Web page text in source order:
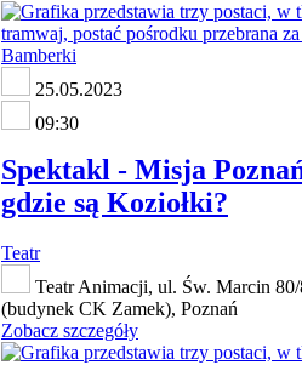
25.05.2023
09:30
Spektakl - Misja
gdzie są Koziołki?
Teatr
Teatr Animacji, ul. Św. Marcin
(budynek CK Zamek), Poznań
Zobacz szczegóły